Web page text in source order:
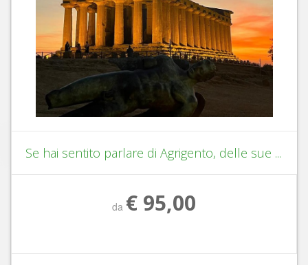
Se hai sentito parlare di Agrigento, delle sue ...
da € 95,00